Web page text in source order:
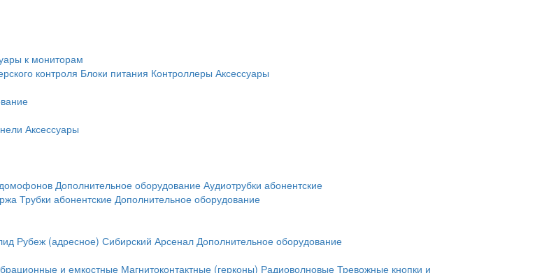
к мониторам
контроля Блоки питания Контроллеры Аксессуары
Аксессуары
Дополнительное оборудование Аудиотрубки абонентские
Трубки абонентские Дополнительное оборудование
Рубеж (адресное) Сибирский Арсенал Дополнительное оборудование
и емкостные Магнитоконтактные (герконы) Радиоволновые Тревожные кнопки и